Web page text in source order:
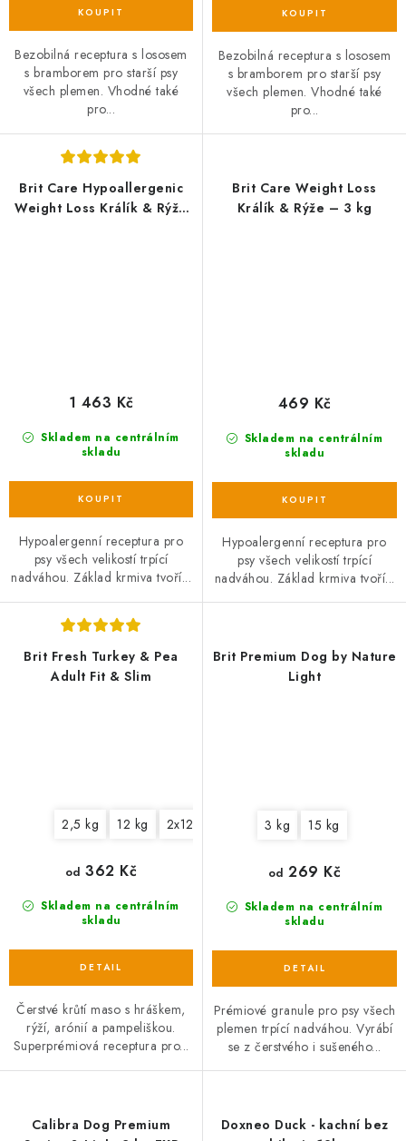
Bezobilná receptura s lososem
s bramborem pro starší psy
všech plemen. Vhodné také
pro...
Bezobilná receptura s lososem
s bramborem pro starší psy
všech plemen. Vhodné také
pro...
Brit Care Hypoallergenic
Weight Loss Králík & Rýže
Skladem na centrálním
skladu
1 463 Kč
Hypoalergenní receptura pro
psy všech velikostí trpící
nadváhou. Základ krmiva tvoří...
Brit Care Weight Loss
Králík & Rýže – 3 kg
Skladem na centrálním
skladu
469 Kč
Hypoalergenní receptura pro
psy všech velikostí trpící
nadváhou. Základ krmiva tvoří...
Brit Fresh Turkey & Pea
Adult Fit & Slim
2,5 kg 12 kg 2x12 kg
Skladem na centrálním
skladu
od 362 Kč
Čerstvé krůtí maso s hráškem,
rýží, arónií a pampeliškou.
Superprémiová receptura pro...
Brit Premium Dog by Nature
Light
3 kg 15 kg
Skladem na centrálním
skladu
od 269 Kč
Prémiové granule pro psy všech
plemen trpící nadváhou. Vyrábí
se z čerstvého i sušeného...
Calibra Dog Premium
Doxneo Duck - kachní bez